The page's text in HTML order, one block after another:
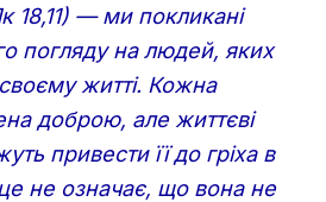
18,11) — ми покликані
погляду на людей, яких
житті. Кожна
доброю, але життєві
привести її до гріха в
не означає, що вона не